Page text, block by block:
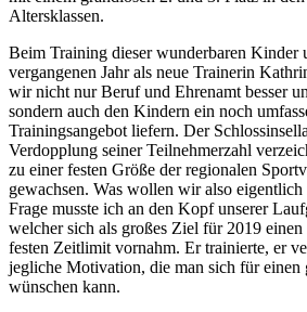
Altersklassen.
Beim Training dieser wunderbaren Kinder
vergangenen Jahr als neue Trainerin
wir nicht nur Beruf und Ehrenamt besser
sondern auch den Kindern ein noch
Trainingsangebot liefern. Der
Verdopplung seiner Teilnehmerzahl
zu einer festen Größe der regionalen
gewachsen. Was wollen wir also
Frage musste ich an den Kopf unserer
welcher sich als großes Ziel für 2019
festen Zeitlimit vornahm. Er trainierte, er
jegliche Motivation, die man sich für einen
wünschen kann.